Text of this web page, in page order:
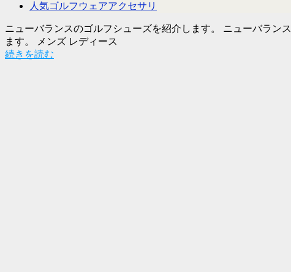
人気ゴルフウェアアクセサリ
ニューバランスのゴルフシューズを紹介します。 ニューバラン
ます。 メンズ レディース
続きを読む